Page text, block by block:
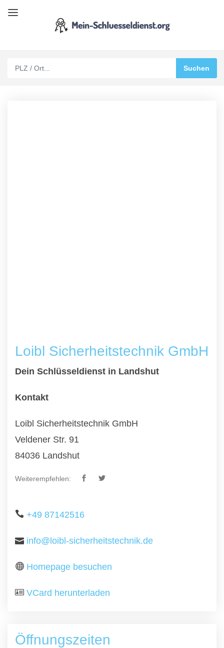
Loibl Sicherheitstechnik GmbH
Dein Schlüsseldienst in Landshut
Kontakt
Loibl Sicherheitstechnik GmbH
Veldener Str. 91
84036 Landshut
Weiterempfehlen:
+49 87142516
info@loibl-sicherheitstechnik.de
Homepage besuchen
VCard herunterladen
Öffnungszeiten